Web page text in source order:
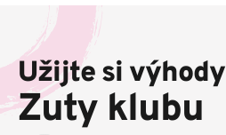
a
í
Užijte si výhody
Zuty klubu